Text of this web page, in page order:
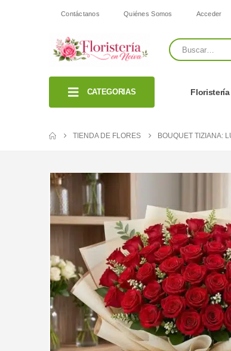
Contáctanos Quiénes Somos Acceder
CATEGORIAS
TIENDA DE FLORES BOUQUET TIZIANA: